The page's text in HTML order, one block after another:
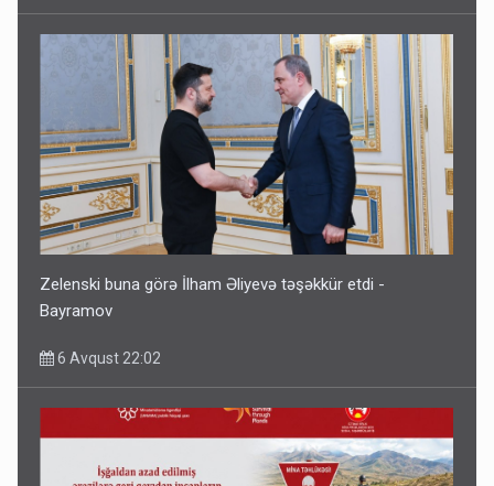
Zelenski buna görə İlham Əliyevə təşəkkür etdi -
Bayramov
6 Avqust 22:02